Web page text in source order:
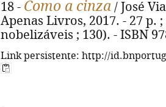
18 - Como a cinza / José
Apenas Livros, 2017. - 27 p.
nobelizáveis ; 130). - ISBN
Link persistente: http://